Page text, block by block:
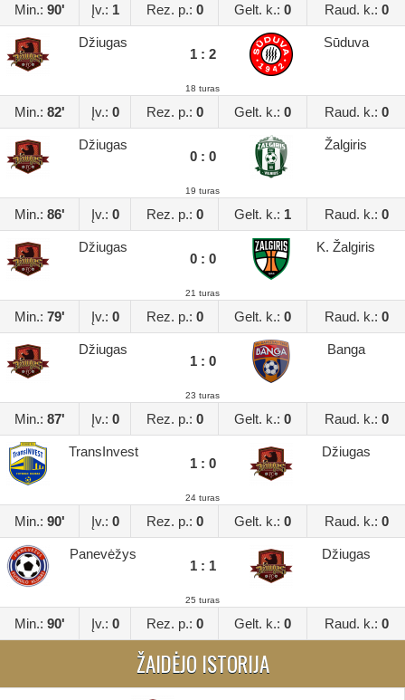
Min.: 90' Įv.: 1 Rez. p.: 0 Gelt. k.: 0 Raud. k.: 0
Džiugas
1 : 2
Sūduva
18 turas
Min.: 82' Įv.: 0 Rez. p.: 0 Gelt. k.: 0 Raud. k.: 0
Džiugas
0 : 0
Žalgiris
19 turas
Min.: 86' Įv.: 0 Rez. p.: 0 Gelt. k.: 1 Raud. k.: 0
Džiugas
0 : 0
K. Žalgiris
21 turas
Min.: 79' Įv.: 0 Rez. p.: 0 Gelt. k.: 0 Raud. k.: 0
Džiugas
1 : 0
Banga
23 turas
Min.: 87' Įv.: 0 Rez. p.: 0 Gelt. k.: 0 Raud. k.: 0
TransInvest
1 : 0
Džiugas
24 turas
Min.: 90' Įv.: 0 Rez. p.: 0 Gelt. k.: 0 Raud. k.: 0
Panevėžys
1 : 1
Džiugas
25 turas
Min.: 90' Įv.: 0 Rez. p.: 0 Gelt. k.: 0 Raud. k.: 0
ŽAIDĖJO ISTORIJA